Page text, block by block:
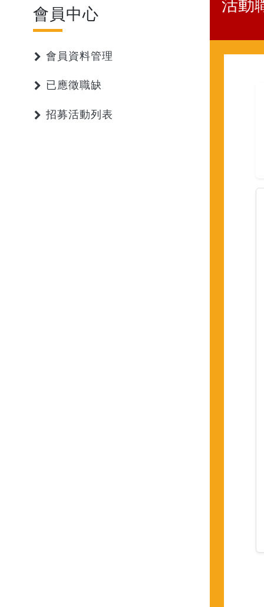
會員中心
會員資料管理
已應徵職缺
招募活動列表